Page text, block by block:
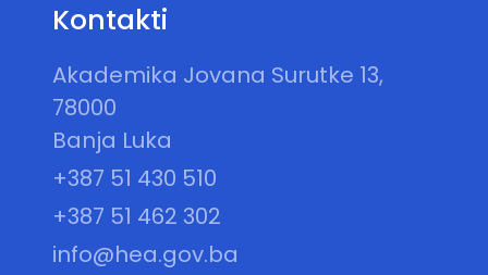
Kontakti
Akademika Jovana Surutke 13,
78000
Banja Luka
+387 51 430 510
+387 51 462 302
info@hea.gov.ba